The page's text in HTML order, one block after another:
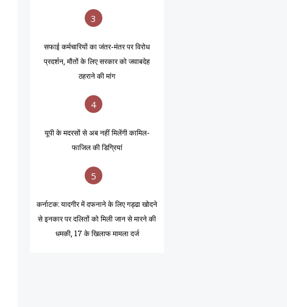
3
सफाई कर्मचारियों का जंतर-मंतर पर विरोध
प्रदर्शन, मौतों के लिए सरकार को जवाबदेह
ठहराने की मांग
4
यूपी के मदरसों से अब नहीं मिलेंगी कामिल-
फाजिल की डिग्रियां
5
कर्नाटक: यादगीर में दफनाने के लिए गड्ढा खोदने
से इनकार पर दलितों को मिली जान से मारने की
धमकी, 17 के खिलाफ मामला दर्ज